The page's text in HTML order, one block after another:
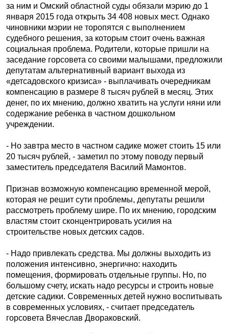
за ним и Омский областной суды обязали мэрию до 1
января 2015 года открыть 34 408 новых мест. Однако
чиновники мэрии не торопятся с выполнением
судебного решения, за которым стоит очень важная
социальная проблема. Родители, которые пришли на
заседание горсовета со своими малышами, предложили
депутатам альтернативный вариант выхода из
«детсадовского кризиса» - выплачивать очередникам
компенсацию в размере 8 тысяч рублей в месяц. Этих
денег, по их мнению, должно хватить на услуги няни или
содержание ребенка в частном дошкольном
учреждении.
- Но завтра место в частном садике может стоить 15 или
20 тысяч рублей, - заметил по этому поводу первый
заместитель председателя Василий Мамонтов.
Признав возможную компенсацию временной мерой,
которая не решит сути проблемы, депутаты решили
рассмотреть проблему шире. По их мнению, городским
властям стоит сконцентрировать усилия на
строительстве новых детских садов.
- Надо привлекать средства. Мы должны выходить из
положения интенсивно, энергично: находить
помещения, формировать отдельные группы. Но, по
большому счету, искать надо ресурсы и строить новые
детские садики. Современных детей нужно воспитывать
в современных условиях, - считает председатель
горсовета Вячеслав Двораковский.